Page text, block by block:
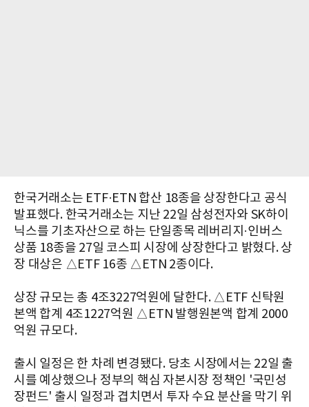
한국거래소는 ETF·ETN 합산 18종을 상장한다고 공식
발표했다. 한국거래소는 지난 22일 삼성전자와 SK하이
닉스를 기초자산으로 하는 단일종목 레버리지·인버스
상품 18종을 27일 코스피 시장에 상장한다고 밝혔다. 상
장 대상은 △ETF 16종 △ETN 2종이다.
상장 규모는 총 4조3227억원에 달한다. △ETF 신탁원
본액 합계 4조1227억원 △ETN 발행원본액 합계 2000
억원 규모다.
출시 일정은 한 차례 변경됐다. 당초 시장에서는 22일 출
시를 예상했으나 정부의 핵심 자본시장 정책인 '국민성
장펀드' 출시 일정과 겹치면서 투자 수요 분산을 막기 위